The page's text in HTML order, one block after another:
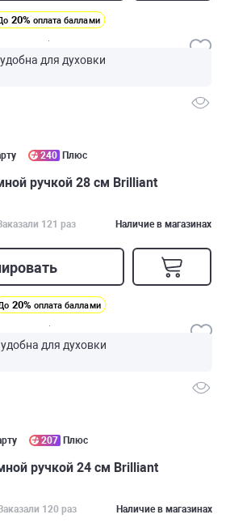
20% оплата баллами
для духовки
240 Плюс
ручкой 28 см Brilliant
121 раз Наличие в магазинах
20% оплата баллами
для духовки
207 Плюс
ручкой 24 см Brilliant
120 раз Наличие в магазинах